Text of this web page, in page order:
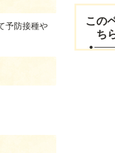
予防接種や
この
ち